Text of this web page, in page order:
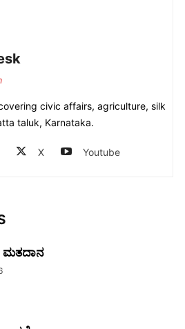
civic affairs, agriculture, silk
taluk, Karnataka.
X Youtube
ಮತದಾನ